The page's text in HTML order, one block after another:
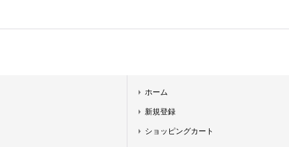
ホーム
新規登録
ショッピングカート